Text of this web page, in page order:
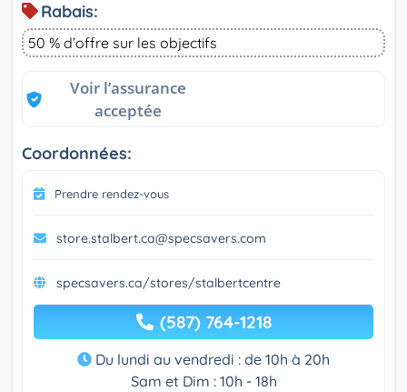
Rabais:
50 % d’offre sur les objectifs
Voir l’assurance
acceptée
Coordonnées:
Prendre rendez-vous
store.stalbert.ca@specsavers.com
specsavers.ca/stores/stalbertcentre
(587) 764-1218
Du lundi au vendredi : de 10h à 20h
Sam et Dim : 10h - 18h